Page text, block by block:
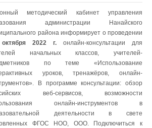
методический кабинет управления
администрации Нанайского
района информирует о проведении
2022 г. онлайн-консультации для
начальных классов, учителей-
по теме «Использование
уроков, тренажёров, онлайн-
В программе консультации: обзор
веб-сервисов, возможности
онлайн-инструментов в
деятельности в свете
ФГОС НОО, ООО. Подключиться к